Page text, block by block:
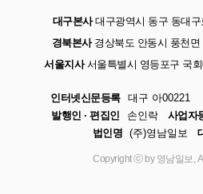
대구본사대구광역시 동구 동대구
경북본사경상북도 안동시 풍천면
서울지사서울특별시 영등포구 국
인터넷신문등록 대구 아00221
발행인 · 편집인
손인락 사업자
법인명 (주)영남일보
Copyright ⓒ by 영남일보,